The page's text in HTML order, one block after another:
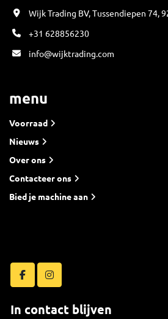
facebookinstagram
In contact blijven
Wijk Trading BV, Tussendiepen 74,
+31 628856230
info@wijktrading.com
menu
Voorraad
Nieuws
Over ons
Contacteer ons
Bied je machine aan